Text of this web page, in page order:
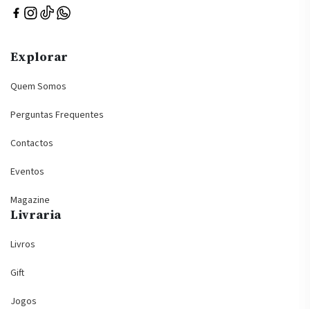
Explorar
Quem Somos
Perguntas Frequentes
Contactos
Eventos
Magazine
Livraria
Livros
Gift
Jogos